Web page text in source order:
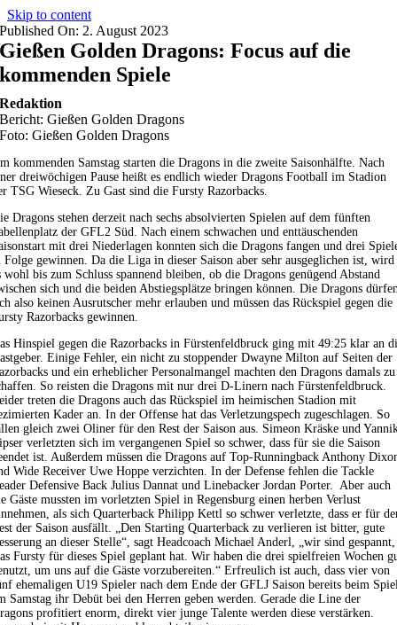
Skip to content
Published On: 2. August 2023
Gießen Golden Dragons: Focus auf die
kommenden Spiele
Redaktion
Bericht: Gießen Golden Dragons
Foto: Gießen Golden Dragons
kommenden Samstag starten die Dragons in die zweite Saisonhälfte. Nach
dreiwöchigen Pause heißt es endlich wieder Dragons Football im Stadion
TSG Wieseck. Zu Gast sind die Fursty Razorbacks.
Dragons stehen derzeit nach sechs absolvierten Spielen auf dem fünften
der GFL2 Süd. Nach einem schwachen und enttäuschenden
mit drei Niederlagen konnten sich die Dragons fangen und drei
Folge gewinnen. Da die Liga in dieser Saison aber sehr ausgeglichen ist, wird
wohl bis zum Schluss spannend bleiben, ob die Dragons genügend Abstand
sich und die beiden Abstiegsplätze bringen können. Die Dragons
also keinen Ausrutscher mehr erlauben und müssen das Rückspiel gegen die
Razorbacks gewinnen.
Hinspiel gegen die Razorbacks in Fürstenfeldbruck ging mit 49:25 klar an
Einige Fehler, ein nicht zu stoppender Dwayne Milton auf Seiten der
und ein erheblicher Personalmangel machten den Dragons damals zu
So reisten die Dragons mit nur drei D-Linern nach Fürstenfeldbruck.
treten die Dragons auch das Rückspiel im heimischen Stadion mit
Kader an. In der Offense hat das Verletzungspech zugeschlagen. So
gleich zwei Oliner für den Rest der Saison aus. Simeon Kräske und
verletzten sich im vergangenen Spiel so schwer, dass für sie die Saison
ist. Außerdem müssen die Dragons auf Top-Runningback Anthony
Wide Receiver Uwe Hoppe verzichten. In der Defense fehlen die Tackle
Defensive Back Julius Dannat und Linebacker Jordan Porter. Aber auch
Gäste mussten im vorletzten Spiel in Regensburg einen herben Verlust
als sich Quarterback Philipp Kettl so schwer verletzte, dass er für
der Saison ausfällt. „Den Starting Quarterback zu verlieren ist bitter, gute
an dieser Stelle“, sagt Headcoach Michael Anderl, „wir sind gespannt,
Fursty für dieses Spiel geplant hat. Wir haben die drei spielfreien Wochen
um uns auf die Gäste vorzubereiten.“ Erfreulich ist auch, dass vier von
ehemaligen U19 Spieler nach dem Ende der GFLJ Saison bereits beim
Samstag ihr Debüt bei den Herren geben werden. Gerade die Line der
profitiert enorm, direkt vier junge Talente werden diese verstärken.